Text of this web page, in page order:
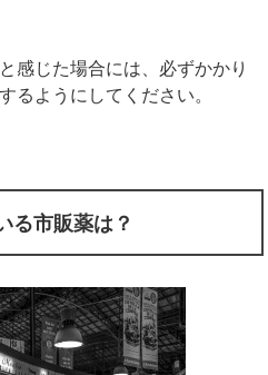
感じた場合には、必ずかかり
るようにしてください。
る市販薬は？